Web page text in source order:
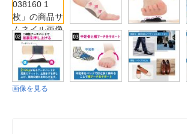
画像を見る